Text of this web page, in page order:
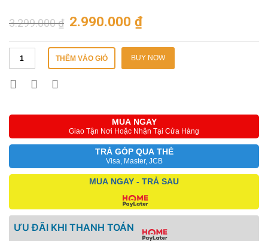
3.299.000₫ 2.990.000 ₫
THÊM VÀO GIỎ BUY NOW
MUA NGAY
Giao Tận Nơi Hoặc Nhận Tại Cửa Hàng
TRẢ GÓP QUA THẺ
Visa, Master, JCB
MUA NGAY - TRẢ SAU
ƯU ĐÃI KHI THANH TOÁN